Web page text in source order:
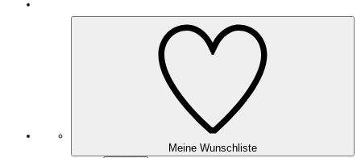
Meine Wunschliste